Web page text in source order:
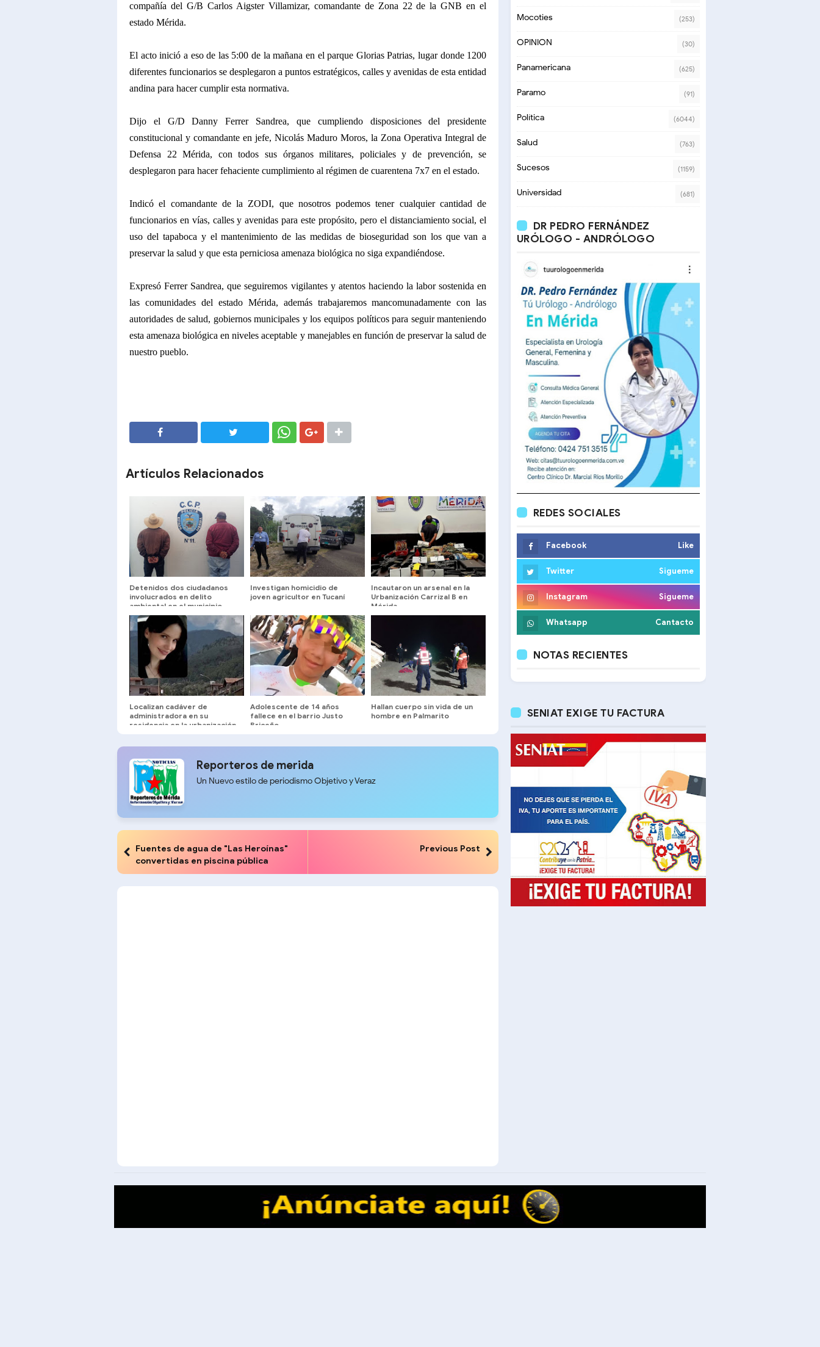
compañía del G/B Carlos Aigster Villamizar, comandante de Zona 22 de la GNB en el
estado Mérida.
El acto inició a eso de las 5:00 de la mañana en el parque Glorias Patrias, lugar donde 1200
diferentes funcionarios se desplegaron a puntos estratégicos, calles y avenidas de esta entidad
andina para hacer cumplir esta normativa.
Dijo el G/D Danny Ferrer Sandrea, que cumpliendo disposiciones del presidente
constitucional y comandante en jefe, Nicolás Maduro Moros, la Zona Operativa Integral de
Defensa 22 Mérida, con todos sus órganos militares, policiales y de prevención, se
desplegaron para hacer fehaciente cumplimiento al régimen de cuarentena 7x7 en el estado.
Indicó el comandante de la ZODI, que nosotros podemos tener cualquier cantidad de
funcionarios en vías, calles y avenidas para este propósito, pero el distanciamiento social, el
uso del tapaboca y el mantenimiento de las medidas de bioseguridad son los que van a
preservar la salud y que esta perniciosa amenaza biológica no siga expandiéndose.
Expresó Ferrer Sandrea, que seguiremos vigilantes y atentos haciendo la labor sostenida en
las comunidades del estado Mérida, además trabajaremos mancomunadamente con las
autoridades de salud, gobiernos municipales y los equipos políticos para seguir manteniendo
esta amenaza biológica en niveles aceptable y manejables en función de preservar la salud de
nuestro pueblo.
Artículos Relacionados
Detenidos dos ciudadanos
involucrados en delito
ambiental en el municipio
Rangel
Investigan homicidio de
joven agricultor en Tucaní
Incautaron un arsenal en la
Urbanización Carrizal B en
Mérida
Localizan cadáver de
administradora en su
residencia en la urbanización
Adolescente de 14 años
fallece en el barrio Justo
Briceño
Hallan cuerpo sin vida de un
hombre en Palmarito
Reporteros de merida
Un Nuevo estilo de periodismo Objetivo y Veraz
Fuentes de agua de "Las Heroínas"
convertidas en piscina pública
Previous Post
Mocoties (253)
OPINION (30)
Panamericana (625)
Paramo (91)
Política (6044)
Salud (763)
Sucesos (1159)
Universidad (681)
DR PEDRO FERNÁNDEZ
URÓLOGO - ANDRÓLOGO
REDES SOCIALES
Facebook Like
Twitter Sigueme
Instagram Sigueme
Whatsapp Cantacto
NOTAS RECIENTES
SENIAT EXIGE TU FACTURA